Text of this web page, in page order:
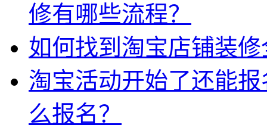
修有哪些流程？
如何找到淘宝店铺装
淘宝活动开始了还能
么报名？